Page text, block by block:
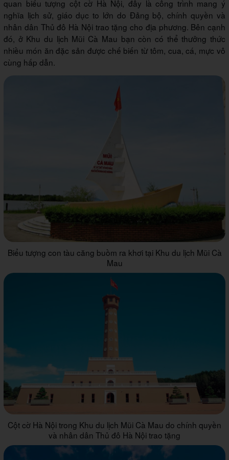
quan biểu tượng cột cờ Hà Nội, đây là công trình mang ý
nghĩa lịch sử, giáo dục to lớn do Đảng bộ, chính quyền và
nhân dân Thủ đô Hà Nội trao tặng cho địa phương. Bên cạnh
đó, ở Khu du lịch Mũi Cà Mau bạn còn có thể thưởng thức
nhiều món ăn đặc sản được chế biến từ tôm, cua, cá, mực vô
cùng hấp dẫn.
Biểu tượng con tàu căng buồm ra khơi tại Khu du lịch Mũi Cà
Mau
Cột cờ Hà Nội trong Khu du lịch Mũi Cà Mau do chính quyền
và nhân dân Thủ đô Hà Nội trao tặng